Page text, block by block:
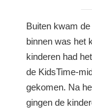
Buiten kwam
binnen was het
kinderen had
de KidsTime-
gekomen. Na
gingen de